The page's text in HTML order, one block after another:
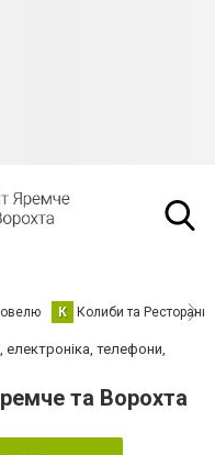
К Колиби та Ресторани
електроніка, телефони,
та Ворохта